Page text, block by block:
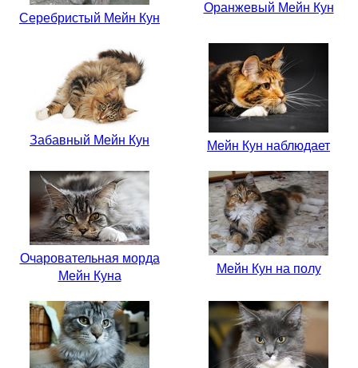
Серебристый Мейн Кун
Оранжевый Мейн Кун
Забавный Мейн Кун Мейн Кун наблюдает
Очаровательная морда
Мейн Куна
Мейн Кун на полу